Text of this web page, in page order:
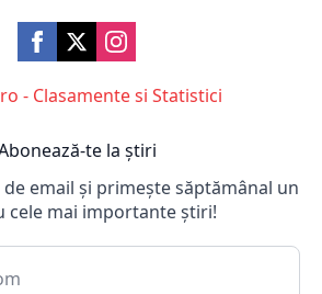
te la știri
email și primește săptămânal un
cele mai importante știri!